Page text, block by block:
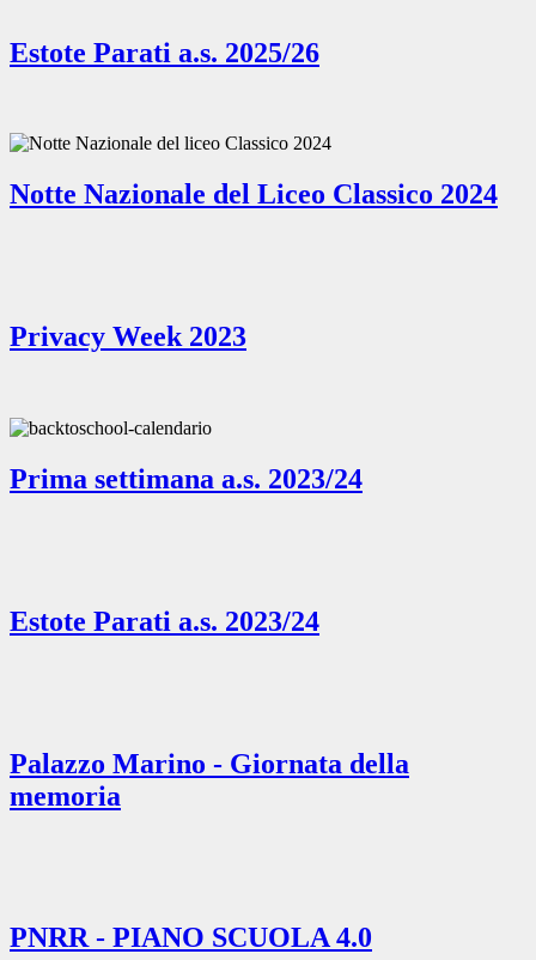
Estote Parati a.s. 2025/26
Notte Nazionale del Liceo Classico 2024
Privacy Week 2023
Prima settimana a.s. 2023/24
Estote Parati a.s. 2023/24
Palazzo Marino - Giornata della
memoria
PNRR - PIANO SCUOLA 4.0